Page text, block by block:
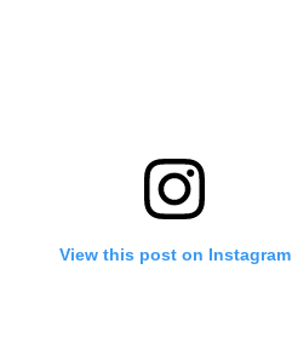
View this post on Instagram